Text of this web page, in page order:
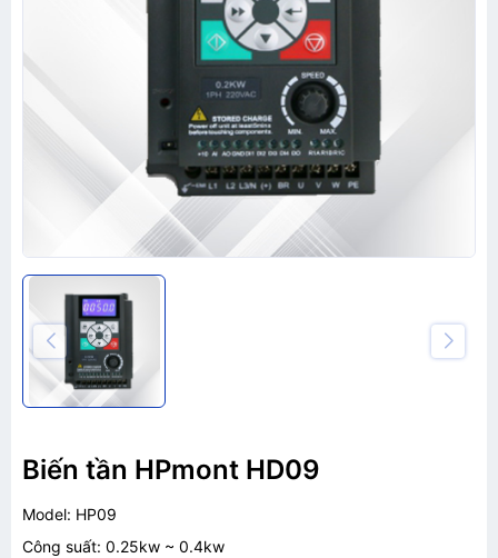
Biến tần HPmont HD09
Model: HP09
Công suất: 0.25kw ~ 0.4kw